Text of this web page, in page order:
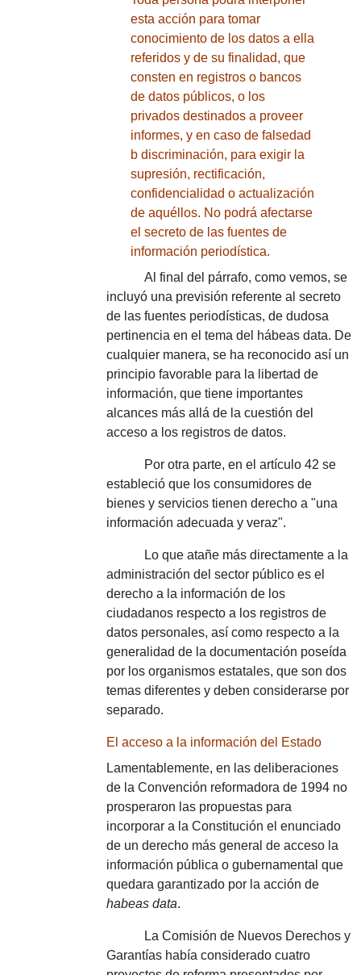
esta acción para tomar
conocimiento de los datos a ella
referidos y de su finalidad, que
consten en registros o bancos
de datos públicos, o los
privados destinados a proveer
informes, y en caso de falsedad
b discriminación, para exigir la
supresión, rectificación,
confidencialidad o actualización
de aquéllos. No podrá afectarse
el secreto de las fuentes de
información periodística.
Al final del párrafo, como vemos, se
incluyó una previsión referente al secreto
de las fuentes periodísticas, de dudosa
pertinencia en el tema del hábeas data. De
cualquier manera, se ha reconocido así un
principio favorable para la libertad de
información, que tiene importantes
alcances más allá de la cuestión del
acceso a los registros de datos.
Por otra parte, en el artículo 42 se
estableció que los consumidores de
bienes y servicios tienen derecho a "una
información adecuada y veraz".
Lo que atañe más directamente a la
administración del sector público es el
derecho a la información de los
ciudadanos respecto a los registros de
datos personales, así como respecto a la
generalidad de la documentación poseída
por los organismos estatales, que son dos
temas diferentes y deben considerarse por
separado.
El acceso a la información del Estado
Lamentablemente, en las deliberaciones
de la Convención reformadora de 1994 no
prosperaron las propuestas para
incorporar a la Constitución el enunciado
de un derecho más general de acceso la
información pública o gubernamental que
quedara garantizado por la acción de
habeas data.
La Comisión de Nuevos Derechos y
Garantías había considerado cuatro